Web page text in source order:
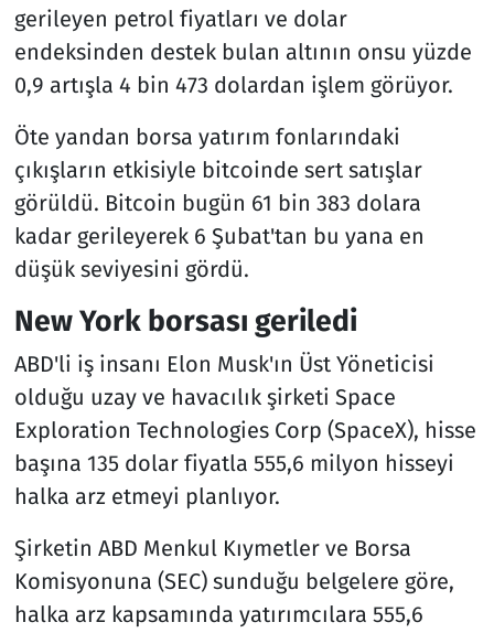
gerileyen petrol fiyatları ve dolar
endeksinden destek bulan altının onsu yüzde
0,9 artışla 4 bin 473 dolardan işlem görüyor.
Öte yandan borsa yatırım fonlarındaki
çıkışların etkisiyle bitcoinde sert satışlar
görüldü. Bitcoin bugün 61 bin 383 dolara
kadar gerileyerek 6 Şubat'tan bu yana en
düşük seviyesini gördü.
New York borsası geriledi
ABD'li iş insanı Elon Musk'ın Üst Yöneticisi
olduğu uzay ve havacılık şirketi Space
Exploration Technologies Corp (SpaceX), hisse
başına 135 dolar fiyatla 555,6 milyon hisseyi
halka arz etmeyi planlıyor.
Şirketin ABD Menkul Kıymetler ve Borsa
Komisyonuna (SEC) sunduğu belgelere göre,
halka arz kapsamında yatırımcılara 555,6